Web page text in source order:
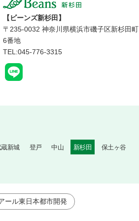
【ビーンズ新杉田】
〒 235-0032 神奈川県横浜市磯子区新杉田町
6番地
TEL:045-776-3315
蔵新城 登戸 中山 新杉田 保土ヶ谷
ール東日本都市開発